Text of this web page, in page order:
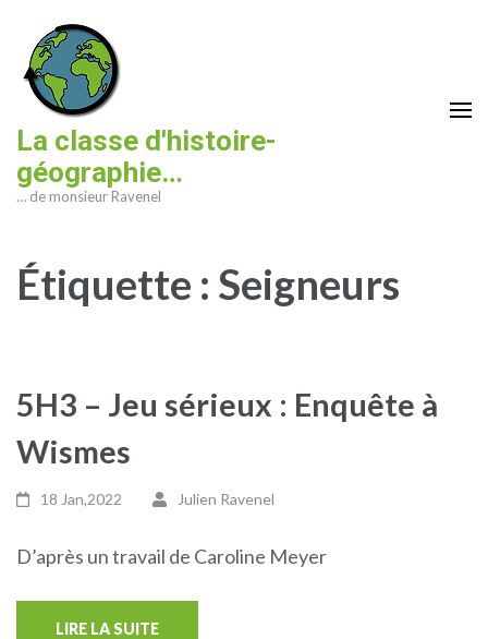
contenu
(Pressez
Entrée)
La classe d'histoire-
géographie…
… de monsieur Ravenel
Étiquette : Seigneurs
5H3 – Jeu sérieux : Enquête à
Wismes
18 Jan,2022 Julien Ravenel
D’après un travail de Caroline Meyer
LIRE LA SUITE